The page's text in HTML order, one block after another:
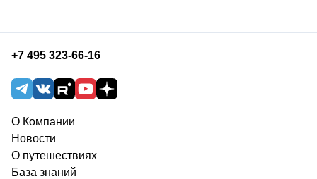
+7 495 323-66-16
О Компании
Новости
О путешествиях
База знаний